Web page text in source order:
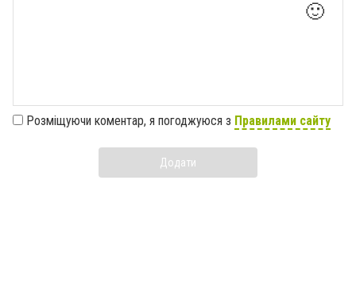
🙂
Розміщуючи коментар, я погоджуюся з Правилами сайту
Додати